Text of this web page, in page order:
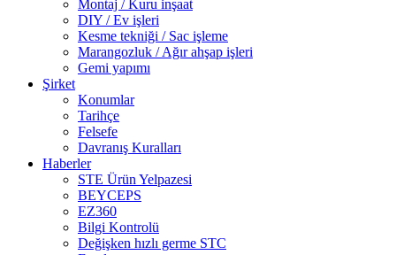
Montaj / Kuru inşaat
DIY / Ev işleri
Kesme tekniği / Sac işleme
Marangozluk / Ağır ahşap işleri
Gemi yapımı
Şirket
Konumlar
Tarihçe
Felsefe
Davranış Kuralları
Haberler
STE Ürün Yelpazesi
BEYCEPS
EZ360
Bilgi Kontrolü
Değişken hızlı germe STC